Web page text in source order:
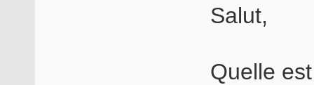
Salut,
Quelle